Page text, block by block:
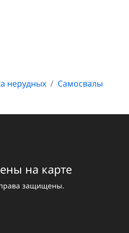
нерудных
Самосвалы
на карте
защищены.